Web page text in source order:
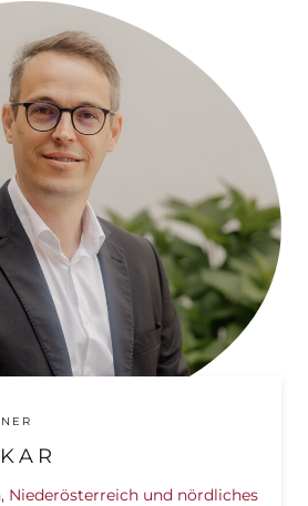
Niederösterreich und nördliches